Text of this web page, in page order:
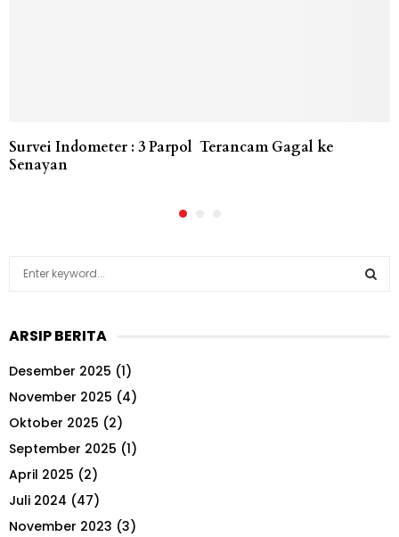
Survei Indometer : 3 Parpol Terancam Gagal ke
Senayan
c
f
o
r
ARSIP BERITA
Desember 2025 (1)
November 2025 (4)
Oktober 2025 (2)
September 2025 (1)
April 2025 (2)
Juli 2024 (47)
November 2023 (3)